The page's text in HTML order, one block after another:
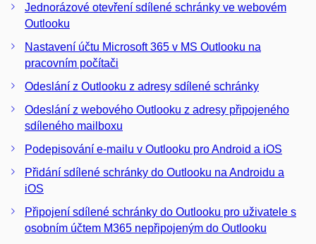
Jednorázové otevření sdílené schránky ve webovém
Outlooku
Nastavení účtu Microsoft 365 v MS Outlooku na
pracovním počítači
Odeslání z Outlooku z adresy sdílené schránky
Odeslání z webového Outlooku z adresy připojeného
sdíleného mailboxu
Podepisování e-mailu v Outlooku pro Android a iOS
Přidání sdílené schránky do Outlooku na Androidu a
iOS
Připojení sdílené schránky do Outlooku pro uživatele s
osobním účtem M365 nepřipojeným do Outlooku